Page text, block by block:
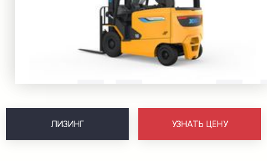
ЛИЗИНГ УЗНАТЬ ЦЕНУ